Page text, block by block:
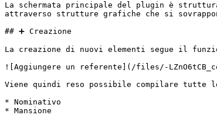
La schermata principale del plugin è
attraverso strutture grafiche che si
## ➕ Creazione
La creazione di nuovi elementi segue il
![Aggiungere un referente](/files/-
Viene quindi reso possibile compilare tutte
* Nominativo
* Mansione